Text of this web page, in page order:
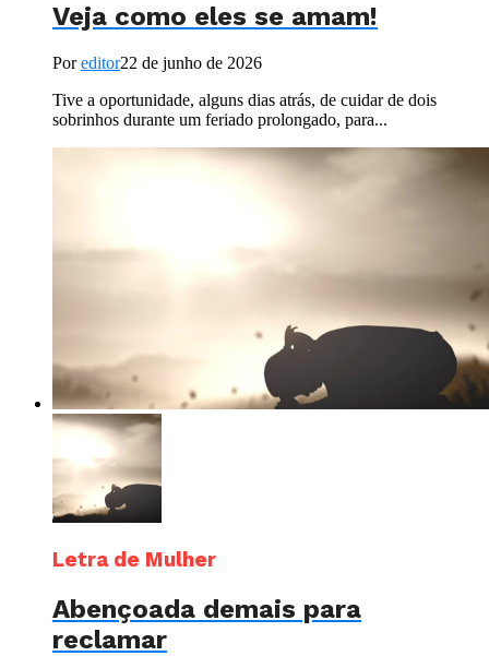
Veja como eles se amam!
Poreditor22 de junho de 2026
Tive a oportunidade, alguns dias atrás, de cuidar de dois
sobrinhos durante um feriado prolongado, para...
Letra de Mulher
Abençoada demais para
reclamar